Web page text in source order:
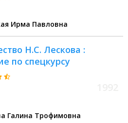
Ирма Павловна
Н.С. Лескова :
по спецкурсу
Галина Трофимовна